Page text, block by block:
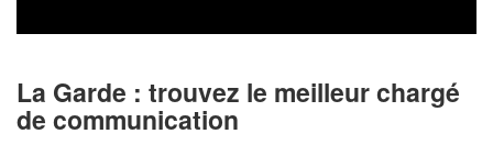
La Garde : trouvez le meilleur chargé
de communication